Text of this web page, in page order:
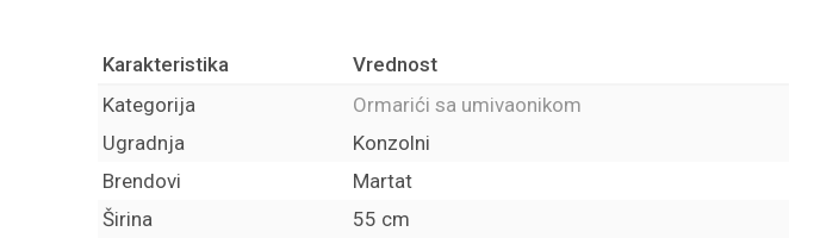
Karakteristika
Vrednost
Kategorija
Ormarići sa umivaonikom
Ugradnja
Konzolni
Brendovi
Martat
Širina
55 cm